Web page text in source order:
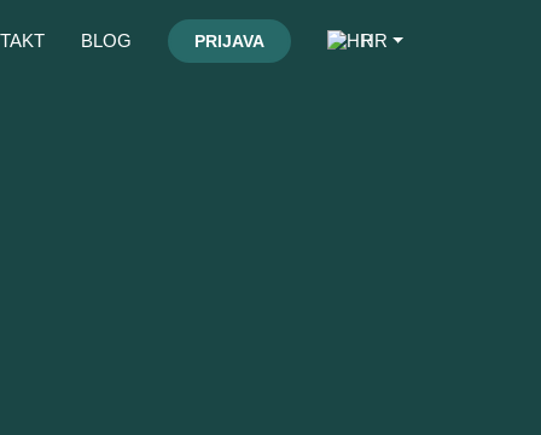
BLOG PRIJAVA HR